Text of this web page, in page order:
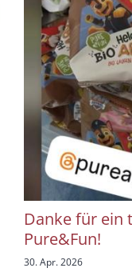
Danke für ein
Pure&Fun!
30. Apr. 2026